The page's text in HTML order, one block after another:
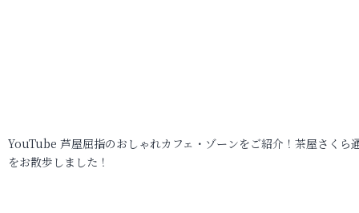
YouTube 芦屋屈指のおしゃれカフェ・ゾーンをご紹介！茶屋さくら
をお散歩しました！